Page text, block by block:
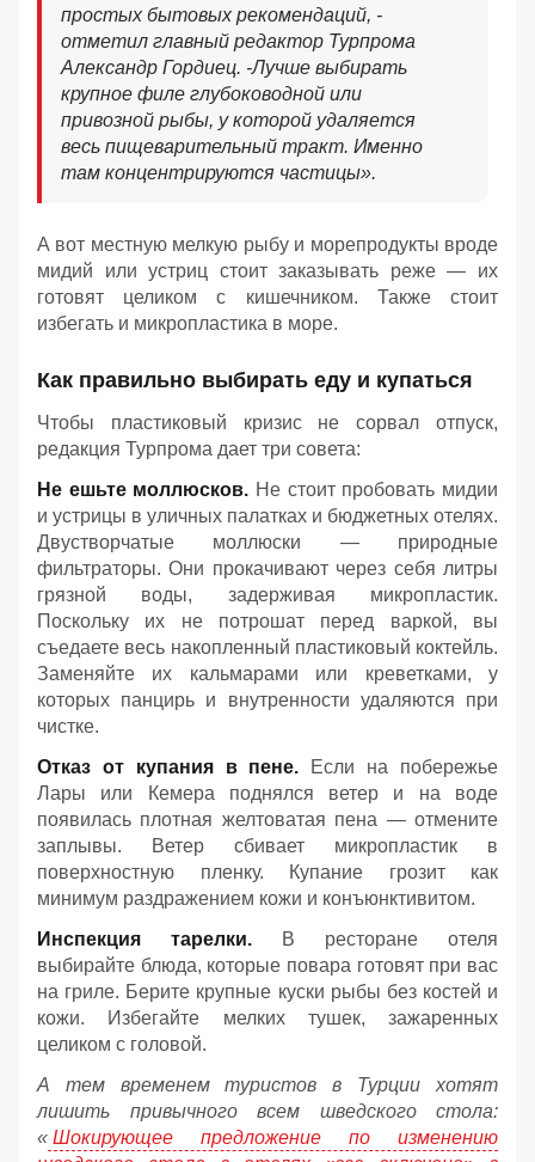
простых бытовых рекомендаций, -
отметил главный редактор Турпрома
Александр Гордиец. -Лучше выбирать
крупное филе глубоководной или
привозной рыбы, у которой удаляется
весь пищеварительный тракт. Именно
там концентрируются частицы».
А вот местную мелкую рыбу и морепродукты вроде
мидий или устриц стоит заказывать реже — их
готовят целиком с кишечником. Также стоит
избегать и микропластика в море.
Как правильно выбирать еду и купаться
Чтобы пластиковый кризис не сорвал отпуск,
редакция Турпрома дает три совета:
Не ешьте моллюсков. Не стоит пробовать мидии
и устрицы в уличных палатках и бюджетных отелях.
Двустворчатые моллюски — природные
фильтраторы. Они прокачивают через себя литры
грязной воды, задерживая микропластик.
Поскольку их не потрошат перед варкой, вы
съедаете весь накопленный пластиковый коктейль.
Заменяйте их кальмарами или креветками, у
которых панцирь и внутренности удаляются при
чистке.
Отказ от купания в пене. Если на побережье
Лары или Кемера поднялся ветер и на воде
появилась плотная желтоватая пена — отмените
заплывы. Ветер сбивает микропластик в
поверхностную пленку. Купание грозит как
минимум раздражением кожи и конъюнктивитом.
Инспекция тарелки. В ресторане отеля
выбирайте блюда, которые повара готовят при вас
на гриле. Берите крупные куски рыбы без костей и
кожи. Избегайте мелких тушек, зажаренных
целиком с головой.
А тем временем туристов в Турции хотят
лишить привычного всем шведского стола:
« Шокирующее предложение по изменению